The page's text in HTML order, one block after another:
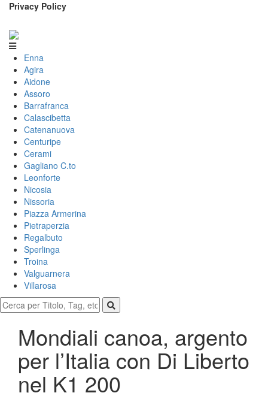
Privacy Policy
Enna
Agira
Aidone
Assoro
Barrafranca
Calascibetta
Catenanuova
Centuripe
Cerami
Gagliano C.to
Leonforte
Nicosia
Nissoria
Piazza Armerina
Pietraperzia
Regalbuto
Sperlinga
Troina
Valguarnera
Villarosa
Mondiali canoa, argento
per l’Italia con Di Liberto
nel K1 200